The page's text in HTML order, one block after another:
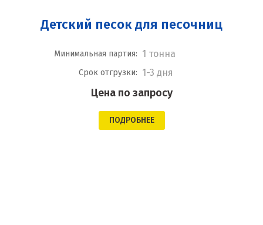
Детский песок для песочниц
Минимальная партия: 1 тонна
Срок отгрузки: 1-3 дня
Цена по запросу
ПОДРОБНЕЕ